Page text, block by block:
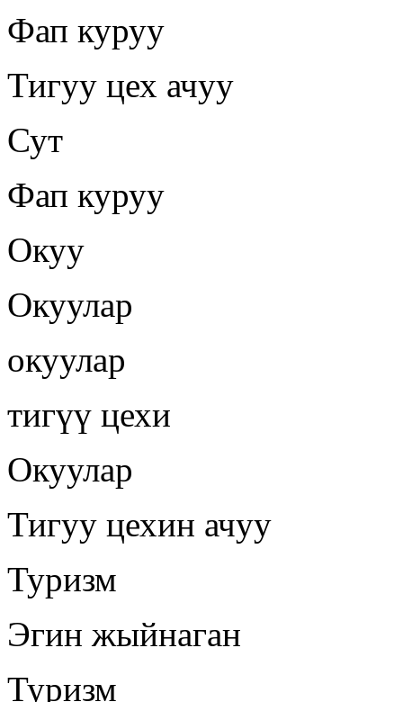
Фап куруу
Тигуу цех ачуу
Сут
Фап куруу
Окуу
Окуулар
окуулар
тигүү цехи
Окуулар
Тигуу цехин ачуу
Туризм
Эгин жыйнаган
Туризм